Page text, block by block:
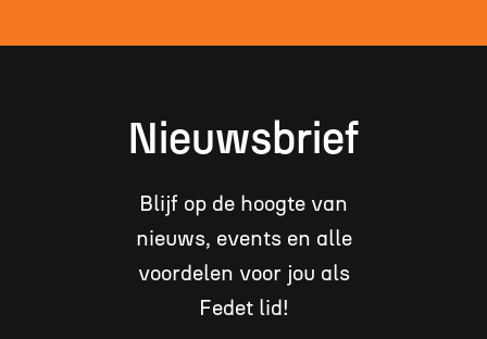
Nieuwsbrief
Blijf op de hoogte van
nieuws, events en alle
voordelen voor jou als
Fedet lid!